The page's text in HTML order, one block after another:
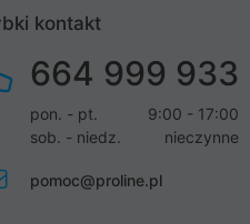
kontakt
664 999 933
pon. - pt.
9:00 - 17:00
sob. - niedz.
nieczynne
pomoc@proline.pl